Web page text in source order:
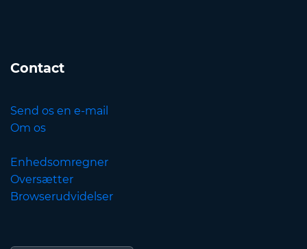
Contact
Send os en e-mail
Om os
Enhedsomregner
Oversætter
Browserudvidelser